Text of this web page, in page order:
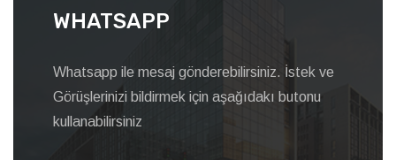
WHATSAPP
Whatsapp ile mesaj gönderebilirsiniz. İstek ve
Görüşlerinizi bildirmek için aşağıdakı butonu
kullanabilirsiniz